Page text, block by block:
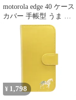
motorola edge 40 ケース
カバー 手帳型 うま 馬
edge 40ケース edge 40カ
バー edge40ケース
edge40カバー "4q-3pl-
¥ 1,798